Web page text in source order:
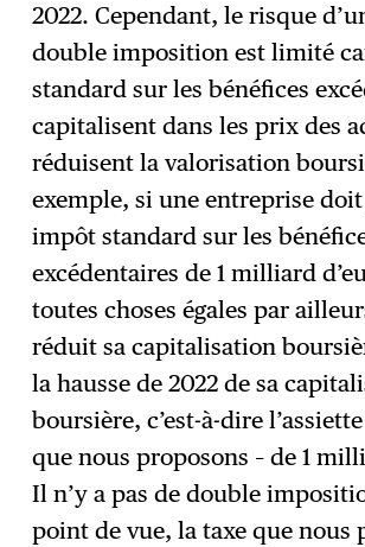
2022. Cependant, le risque
double imposition est limité
standard sur les bénéfices
capitalisent dans les prix des
réduisent la valorisation
exemple, si une entreprise
impôt standard sur les
excédentaires de 1 milliard
toutes choses égales par
réduit sa capitalisation
la hausse de 2022 de sa
boursière, c’est-à-dire
que nous proposons – de 1
Il n’y a pas de double
point de vue, la taxe que nous